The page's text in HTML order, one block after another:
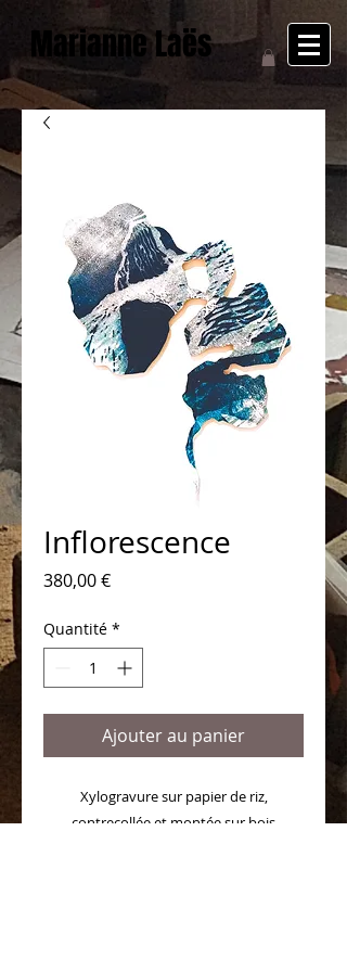
Marianne Laës
Inflorescence
380,00 €Prix
Quantité *
Ajouter au panier
Xylogravure sur papier de riz,
contrecollée et montée sur bois